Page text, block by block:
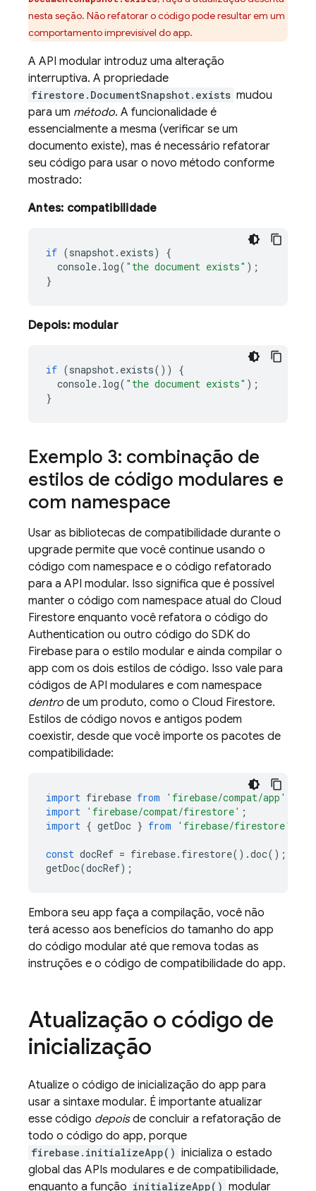
nesta seção. Não refatorar o código pode resultar em um
comportamento imprevisível do app.
A API modular introduz uma alteração
interruptiva. A propriedade
firestore.DocumentSnapshot.exists mudou
para um método. A funcionalidade é
essencialmente a mesma (verificar se um
documento existe), mas é necessário refatorar
seu código para usar o novo método conforme
mostrado:
Antes: compatibilidade
if (snapshot. exists)
{
console. log( "the document exists" );
}
Depois: modular
if (snapshot. exists())
{
console. log( "the document exists" );
}
Exemplo 3: combinação de
estilos de código modulares e
com namespace
Usar as bibliotecas de compatibilidade durante o
upgrade permite que você continue usando o
código com namespace e o código refatorado
para a API modular. Isso significa que é possível
manter o código com namespace atual do Cloud
Firestore enquanto você refatora o código do
Authentication ou outro código do SDK do
Firebase para o estilo modular e ainda compilar o
app com os dois estilos de código. Isso vale para
códigos de API modulares e com namespace
dentro de um produto, como o Cloud Firestore.
Estilos de código novos e antigos podem
coexistir, desde que você importe os pacotes de
compatibilidade:
import firebase from 'firebase/compat/app'
import 'firebase/compat/firestore' ;
import { getDoc } from 'firebase/firestore'
const docRef = firebase. firestore().doc();
getDoc(docRef);
Embora seu app faça a compilação, você não
terá acesso aos benefícios do tamanho do app
do código modular até que remova todas as
instruções e o código de compatibilidade do app.
Atualização o código de
inicialização
Atualize o código de inicialização do app para
usar a sintaxe modular. É importante atualizar
esse código depoisde concluir a refatoração de
todo o código do app, porque
firebase.initializeApp() inicializa o estado
global das APIs modulares e de compatibilidade,
enquanto a função initializeApp() modular